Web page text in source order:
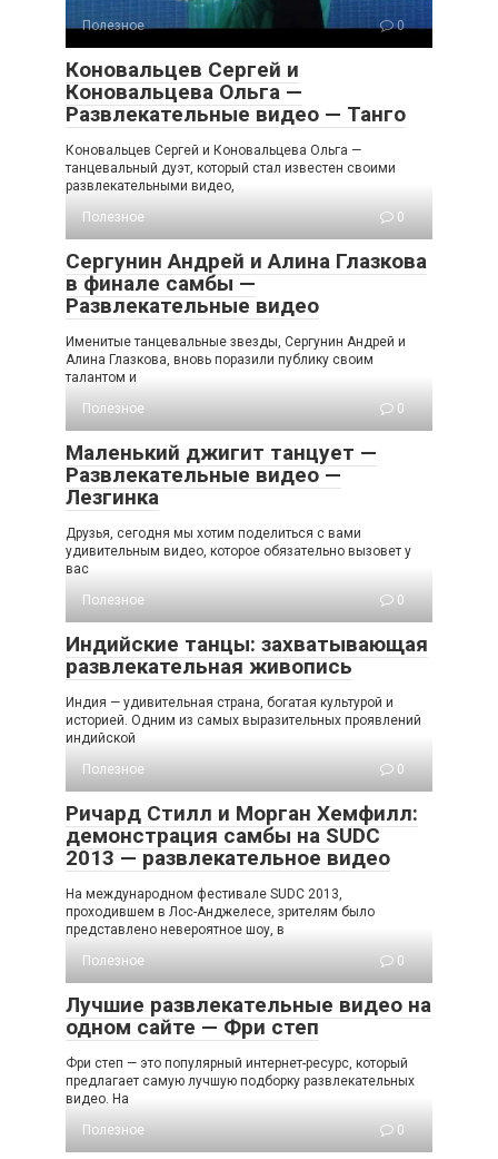
Полезное 0
Коновальцев Сергей и
Коновальцева Ольга —
Развлекательные видео — Танго
Коновальцев Сергей и Коновальцева Ольга —
танцевальный дуэт, который стал известен своими
развлекательными видео,
Полезное
0
Сергунин Андрей и Алина Глазкова
в финале самбы —
Развлекательные видео
Именитые танцевальные звезды, Сергунин Андрей и
Алина Глазкова, вновь поразили публику своим
талантом и
Полезное
0
Маленький джигит танцует —
Развлекательные видео —
Лезгинка
Друзья, сегодня мы хотим поделиться с вами
удивительным видео, которое обязательно вызовет у
вас
Полезное
0
Индийские танцы: захватывающая
развлекательная живопись
Индия — удивительная страна, богатая культурой и
историей. Одним из самых выразительных проявлений
индийской
Полезное
0
Ричард Стилл и Морган Хемфилл:
демонстрация самбы на SUDC
2013 — развлекательное видео
На международном фестивале SUDC 2013,
проходившем в Лос-Анджелесе, зрителям было
представлено невероятное шоу, в
Полезное
0
Лучшие развлекательные видео на
одном сайте — Фри степ
Фри степ — это популярный интернет-ресурс, который
предлагает самую лучшую подборку развлекательных
видео. На
Полезное
0